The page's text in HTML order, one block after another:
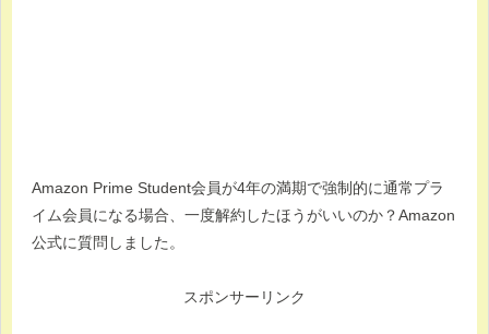
Amazon Prime Student会員が4年の満期で強制的に通常プラ
イム会員になる場合、一度解約したほうがいいのか？Amazon
公式に質問しました。
スポンサーリンク